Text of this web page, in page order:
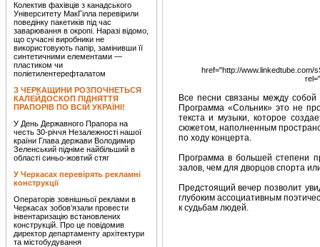
Колектив фахівців з канадського
Університету МакГілла перевірили
поведінку пакетиків під час
заварювання в окропі. Наразі відомо,
що сучасні виробники не
використовують папір, замінивши її
синтетичними елементами —
пластиком чи
поліетилентерефталатом
З ЧЕРКАЩИНИ РОЗПОЧНЕТЬСЯ
КАЛЕЙДОСКОП ПІДНЯТТЯ
ПРАПОРІВ ПО ВСІЙ УКРАЇНІ!
У День Державного Прапора на
честь 30-річчя Незалежності нашої
країни Глава держави Володимир
Зеленський підніме найбільший в
області синьо-жовтий стяг
У Черкасах перевірять рекламні
конструкції
Операторів зовнішньої реклами в
Черкасах зобов’язали провести
інвентаризацію встановлених
конструкцій. Про це повідомив
директор департаменту архітектури
та містобудування
href="http://www.linkedtube.com/
Все песни связаны между
Программа «Сольник» это не
текста и музыки, которое
сюжетом, наполненным
по ходу концерта.
Программа в большей степени
залов, чем для дворцов спорта
Предстоящий вечер позволит
глубоким ассоциативным
к судьбам людей.